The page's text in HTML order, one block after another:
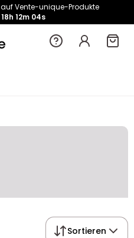
auf Vente-unique-Produkte
18h 12m 04s
Sortieren